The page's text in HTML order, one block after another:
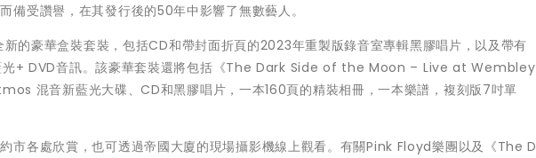
備受讚譽，在其發行後的50年中影響了無數藝人。
的豪華盒裝套裝，包括CD和帶封面折頁的2023年重製版錄音室專輯黑膠唱片，以及帶有
光+ DVD音訊。該豪華套裝還將包括《The Dark Side of the Moon – Live at Wembley
混音新藍光大碟、CD和黑膠唱片，一本160頁的精裝相冊，一本樂譜，複刻版7吋單
市各處欣賞，也可透過帝國大廈的現場攝影機線上觀看。有關Pink Floyd樂團以及《The D